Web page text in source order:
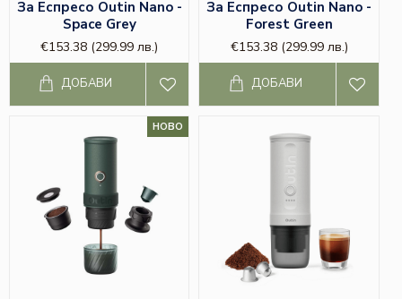
За Еспресо Outin Nano -
Space Grey
€153.38 (299.99 лв.)
ДОБАВИ
За Еспресо Outin Nano -
Forest Green
€153.38 (299.99 лв.)
ДОБАВИ
НОВО